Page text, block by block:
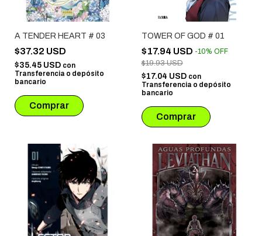
A TENDER HEART # 03
$37.32 USD
$35.45 USD con
Transferencia o depósito
bancario
TOWER OF GOD # 01
$17.94 USD -10% OFF
$19.93 USD
$17.04 USD con
Transferencia o depósito
bancario